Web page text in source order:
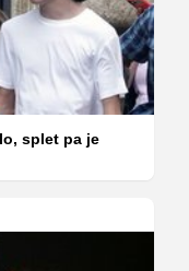
splet pa je